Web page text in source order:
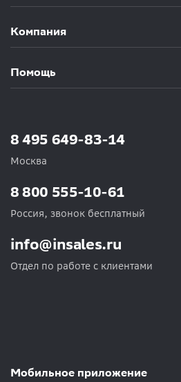
Компания
Помощь
8 495 649-83-14
Москва
info@insales.ru
Отдел по работе с клиентами
8 800 555-10-61
Россия, звонок бесплатный
Мобильное приложение